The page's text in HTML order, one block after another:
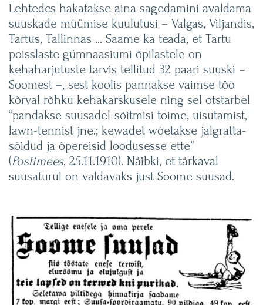
Lehtedes hakatakse aina sagedamini avaldama
suuskade müümise kuulutusi – Valgas, Viljandis,
Tartus, Tallinnas … Saame ka teada, et Tartu
poisslaste gümnaasiumi õpilastele on
kehaharjutuste tarvis tellitud 32 paari suuski –
Soomest –, sest koolis pannakse vaimse töö
kõrval rõhku kehakarskusele ning sel otstarbel
“pandakse suusadel-sõitmisi toime, uisutamist,
lawn-tennist jne.; kewadet wõetakse jalgratta-
sõidud ja õpereisid loodusesse ette”
(Postimees, 25.11.1910). Näibki, et tärkaval
suusaturul on valdavaks just Soome suusad.